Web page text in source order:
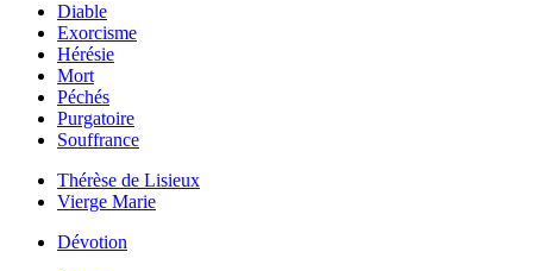
Diable
Exorcisme
Hérésie
Mort
Péchés
Purgatoire
Souffrance
Thérèse de Lisieux
Vierge Marie
Dévotion